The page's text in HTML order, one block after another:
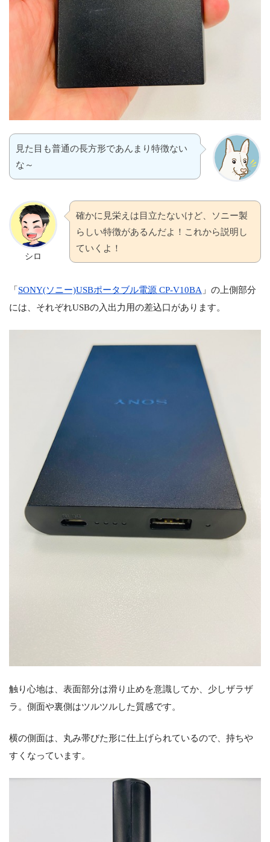
見た目も普通の長方形であんまり特徴ない
な～
シロ
確かに見栄えは目立たないけど、ソニー製
らしい特徴があるんだよ！これから説明し
ていくよ！
「SONY(ソニー)USBポータブル電源 CP-V10BA 」の上側部分
には、それぞれUSBの入出力用の差込口があります。
触り心地は、表面部分は滑り止めを意識してか、少しザラザ
ラ。側面や裏側はツルツルした質感です。
横の側面は、丸み帯びた形に仕上げられているので、持ちや
すくなっています。